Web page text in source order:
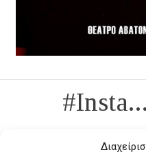
#Insta...